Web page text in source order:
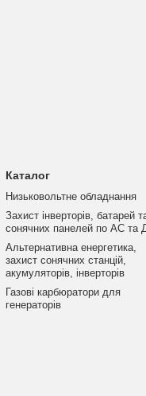
Каталог
Низьковольтне обладнання
Захист інверторів, батарей
сонячних панелей по АС та
Альтернативна енергетика,
захист сонячних станцій,
акумуляторів, інверторів
Газові карбюратори для
генераторів